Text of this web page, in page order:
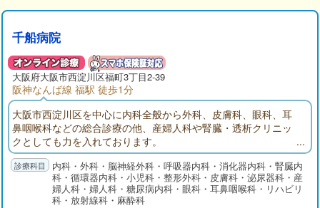
千船病院
大阪府大阪市西淀川区福町3丁目2-39
阪神なんば線 福駅 徒歩1分
大阪市西淀川区を中心に内科全般から外科、皮膚科、眼科、耳
鼻咽喉科などの総合診療の他、産婦人科や腎臓・透析クリニッ
クとしても力を入れております。
内科・外科・脳神経外科・呼吸器内科・消化器内科・腎臓内
科・循環器内科・小児科・整形外科・皮膚科・泌尿器科・産
婦人科・婦人科・糖尿病内科・眼科・耳鼻咽喉科・リハビリ
科・放射線科・麻酔科